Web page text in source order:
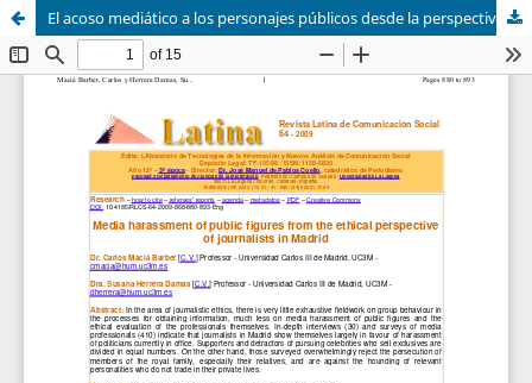
El acoso mediático a los personajes públicos desde la perspectiva ética de los periodistas madrileños